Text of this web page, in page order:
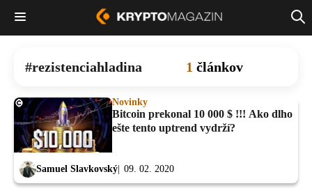
rezistenciahladina 1 článkov
Novinky
Bitcoin prekonal 10 000 $ !!! Ako dlho
ešte tento uptrend vydrží?
Samuel Slavkovský 09. 02. 2020